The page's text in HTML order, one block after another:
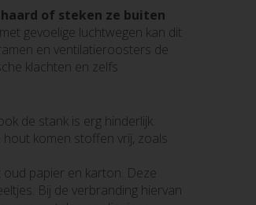
of steken ze buiten
gevoelige luchtwegen kan dit
en ventilatieroosters de
klachten en zelfs
de stank is erg hinderlijk.
hout komen stoffen vrij, zoals
papier en karton. Deze
Bij de verbranding hiervan